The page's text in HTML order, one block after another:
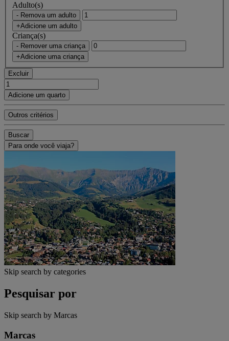
Adulto(s)
- Remova um adulto
+Adicione um adulto
Criança(s)
- Remover uma criança
+Adicione uma criança
Excluir
Adicione um quarto
Outros critérios
Buscar
Para onde você viaja?
Skip search by categories
Pesquisar por
Skip search by Marcas
Marcas